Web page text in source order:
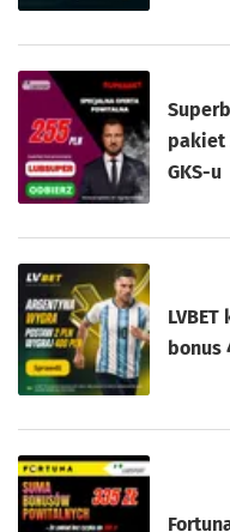
pakiet
GKS-u
bonus